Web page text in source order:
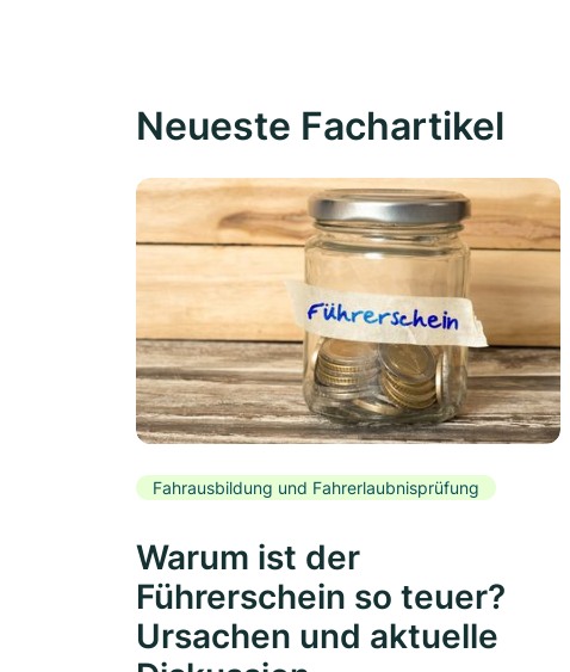
Neueste Fachartikel
Fahrausbildung und Fahrerlaubnisprüfung
Warum ist der
Führerschein so teuer?
Ursachen und aktuelle